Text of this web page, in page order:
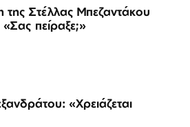
της Στέλλας Μπεζαντάκου
«Σας πείραξε;»
«Χρειάζεται